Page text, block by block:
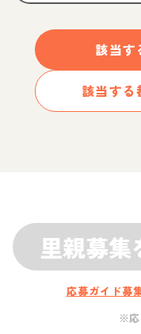
該当す
該当す
里親募集
応募ガイド募
※応